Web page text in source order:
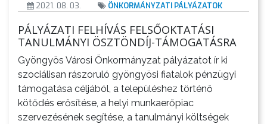
ÁTLÁTHATÓSÁG
AZ
ÖNKORMÁNYZATI
CÉGEK
ÉS
INTÉZMÉNYEK
2021. 08. 03. ÖNKORMÁNYZATI PÁLYÁZATOK
PÁLYÁZATI FELHÍVÁS FELSŐOKTATÁSI
TANULMÁNYI ÖSZTÖNDÍJ-TÁMOGATÁSRA
Gyöngyös Városi Önkormányzat pályázatot ír ki
szociálisan rászoruló gyöngyösi fiatalok pénzügyi
támogatása céljából, a településhez történő
kötődés erősítése, a helyi munkaerőpiac
szervezésének segítése, a tanulmányi költségek